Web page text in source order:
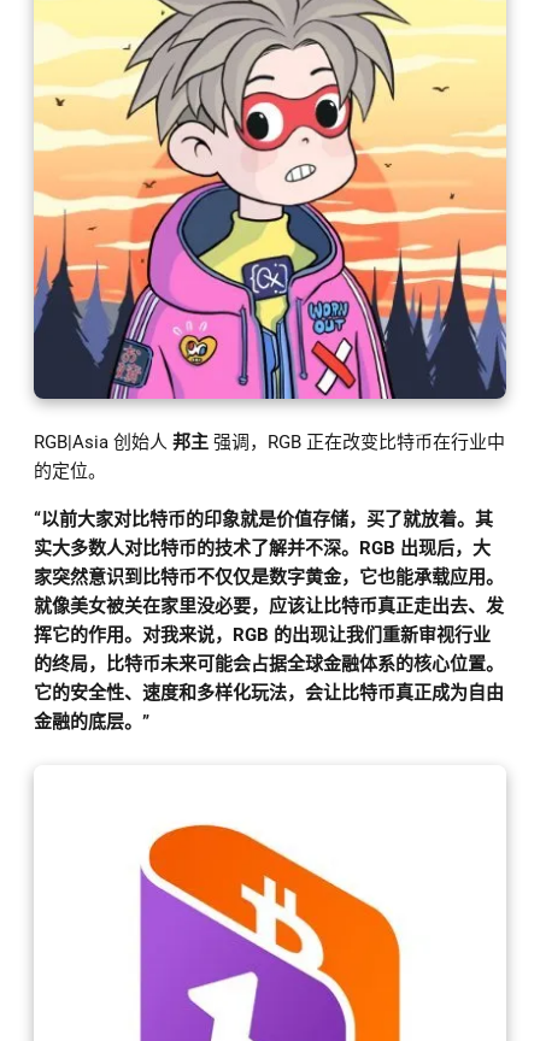
RGB|Asia 创始人 邦主 强调，RGB 正在改变比特币在行业中
的定位。
“以前大家对比特币的印象就是价值存储，买了就放着。其
实大多数人对比特币的技术了解并不深。RGB 出现后，大
家突然意识到比特币不仅仅是数字黄金，它也能承载应用。
就像美女被关在家里没必要，应该让比特币真正走出去、发
挥它的作用。对我来说，RGB 的出现让我们重新审视行业
的终局，比特币未来可能会占据全球金融体系的核心位置。
它的安全性、速度和多样化玩法，会让比特币真正成为自由
金融的底层。”